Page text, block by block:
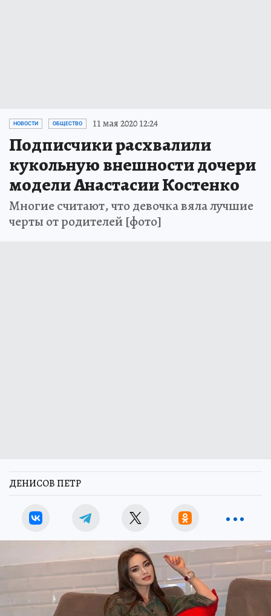
НОВОСТИ ОБЩЕСТВО 11 мая 2020 12:24
Подписчики расхвалили
кукольную внешности дочери
модели Анастасии Костенко
Многие считают, что девочка вяла лучшие
черты от родителей [фото]
ДЕНИСОВ ПЕТР